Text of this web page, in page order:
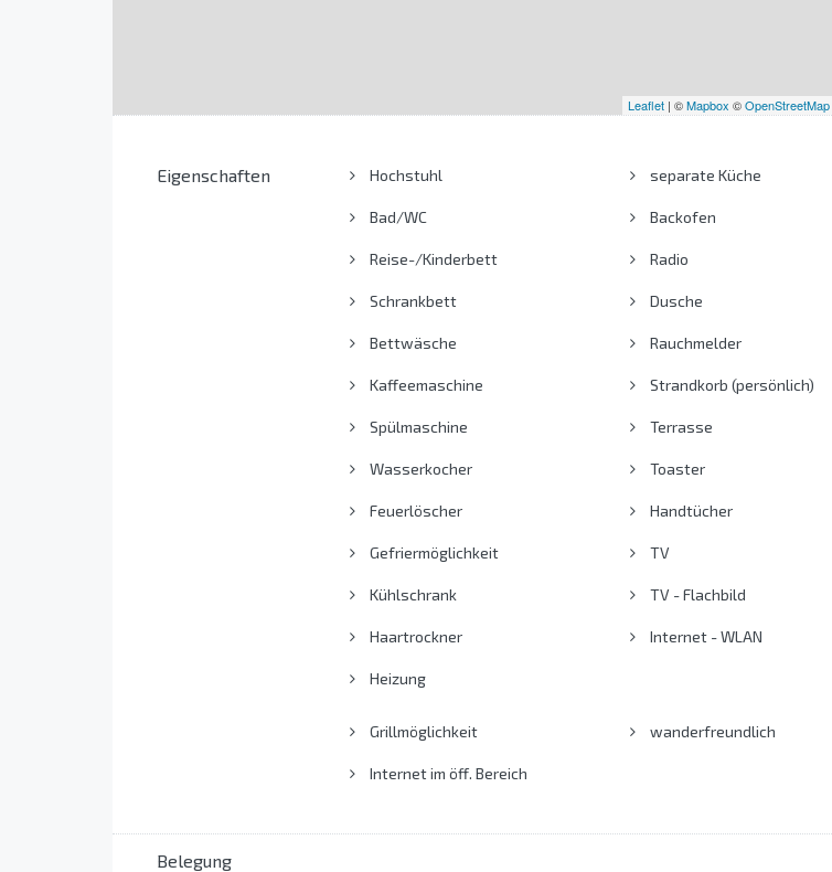
Leaflet | ©Mapbox ©OpenStreetMap
Eigenschaften Hochstuhl
Bad/WC
Reise-/Kinderbett
Schrankbett
Bettwäsche
Kaffeemaschine
Spülmaschine
Wasserkocher
Feuerlöscher
Gefriermöglichkeit
Kühlschrank
Haartrockner
Heizung
separate Küche
Backofen
Radio
Dusche
Rauchmelder
Strandkorb (persönlich)
Terrasse
Toaster
Handtücher
TV
TV - Flachbild
Internet - WLAN
Grillmöglichkeit
Internet im öff. Bereich
wanderfreundlich
Belegung